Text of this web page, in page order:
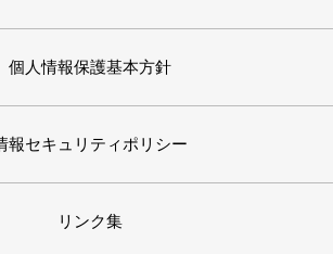
個人情報保護基本方針
報セキュリティポリシー
リンク集